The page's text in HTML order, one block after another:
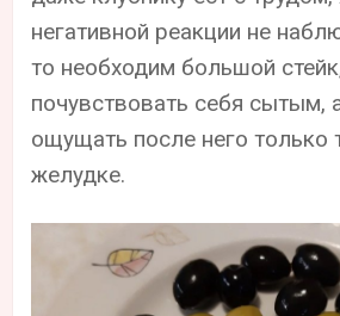
негативной реакции не
то необходим большой
почувствовать себя сытым,
ощущать после него только
желудке.